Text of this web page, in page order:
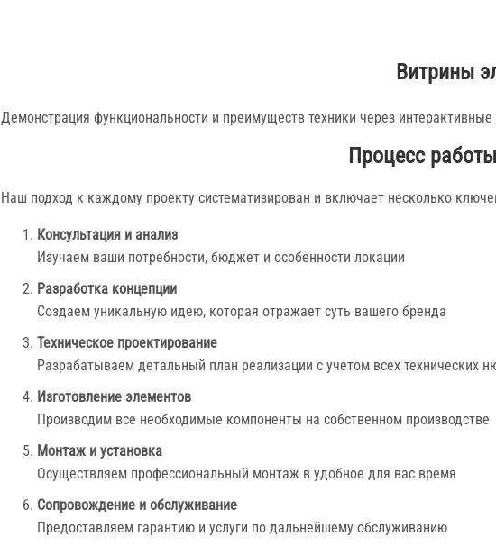
Витрины
Демонстрация функциональности и преимуществ техники через
Процесс
Наш подход к каждому проекту систематизирован и включает несколько
Консультация и анализ
Изучаем ваши потребности, бюджет и особенности локации
Разработка концепции
Создаем уникальную идею, которая отражает суть вашего бренда
Техническое проектирование
Разрабатываем детальный план реализации с учетом всех технических
Изготовление элементов
Производим все необходимые компоненты на собственном производстве
Монтаж и установка
Осуществляем профессиональный монтаж в удобное для вас время
Сопровождение и обслуживание
Предоставляем гарантию и услуги по дальнейшему обслуживанию